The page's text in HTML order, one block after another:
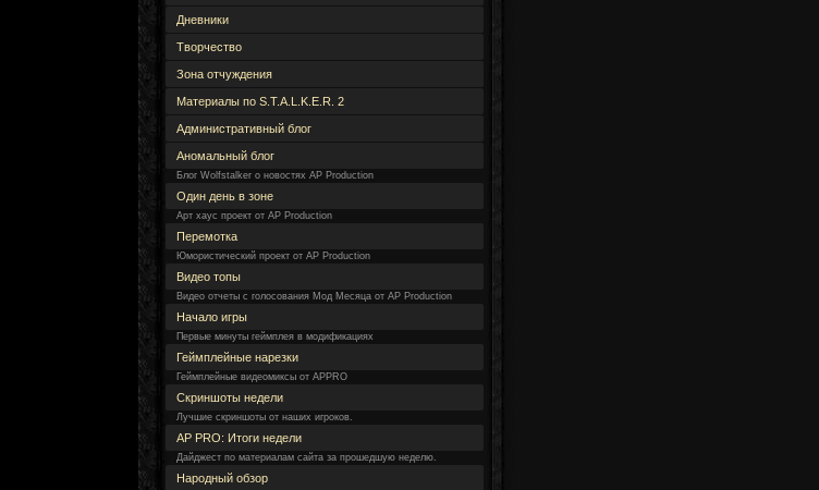
Дневники
Творчество
Зона отчуждения
Материалы по S.T.A.L.K.E.R. 2
Административный блог
Аномальный блог
Блог Wolfstalker о новостях AP Production
Один день в зоне
Арт хаус проект от AP Production
Перемотка
Юмористический проект от AP Production
Видео топы
Видео отчеты с голосования Мод Месяца от AP Production
Начало игры
Первые минуты геймплея в модификациях
Геймплейные нарезки
Геймплейные видеомиксы от APPRO
Скриншоты недели
Лучшие скриншоты от наших игроков.
AP PRO: Итоги недели
Дайджест по материалам сайта за прошедшую неделю.
Народный обзор